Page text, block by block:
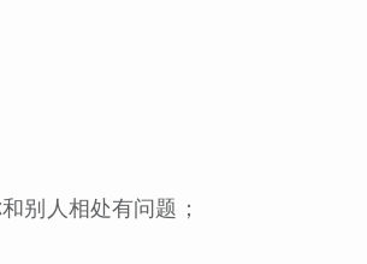
别人相处有问题；